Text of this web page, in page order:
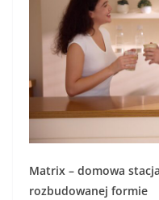
Matrix – domowa
rozbudowanej formie